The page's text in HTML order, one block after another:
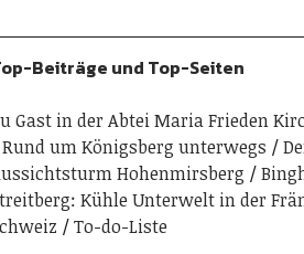
Beiträge und Top-Seiten
Gast in der Abtei Maria Frieden
Rund um Königsberg unterwegs
Hohenmirsberg
Kühle Unterwelt in der
To-do-Liste